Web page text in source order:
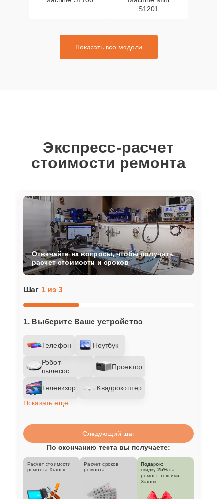
S1201
Показать все модели
Экспресс-расчет
стоимости ремонта
Шаг 1 из 3
1. Выберите Ваше устройство
Телефон Ноутбук
Робот-
пылесос
Проектор
Телевизор
Квадрокоптер
Показать еще
Отвечайте на вопросы, чтобы получить
расчет стоимости и сроков
Следующий шаг
По окончанию теста вы получаете:
Расчет стоимости
ремонта Xiaomi
Расчет сроков
ремонта
Подарок:
скидку 25% на
ремонт техники
Xiaomi